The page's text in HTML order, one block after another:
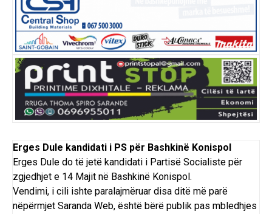
Erges Dule kandidati i PS për Bashkinë Konispol
Erges Dule do të jetë kandidati i Partisë Socialiste për
zgjedhjet e 14 Majit në Bashkinë Konispol.
Vendimi, i cili ishte paralajmëruar disa ditë më parë
nëpërmjet Saranda Web, është bërë publik pas mbledhjes